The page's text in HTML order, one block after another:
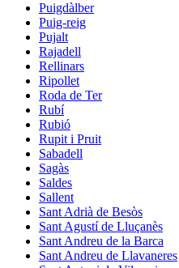
Puigdàlber
Puig-reig
Pujalt
Rajadell
Rellinars
Ripollet
Roda de Ter
Rubí
Rubió
Rupit i Pruit
Sabadell
Sagàs
Saldes
Sallent
Sant Adrià de Besòs
Sant Agustí de Lluçanès
Sant Andreu de la Barca
Sant Andreu de Llavaneres